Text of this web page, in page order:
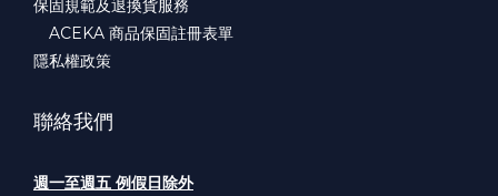
保固規範及退換貨服務
ACEKA 商品保固註冊表單
隱私權政策
聯絡我們
週一至週五 例假日除外